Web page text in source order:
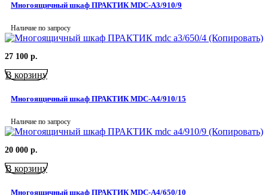
Многоящичный шкаф ПРАКТИК MDC-A3/910/9
Наличие по запросу
27 100 р.
В корзину
Многоящичный шкаф ПРАКТИК MDC-A4/910/15
Наличие по запросу
20 000 р.
В корзину
Многоящичный шкаф ПРАКТИК MDC-A4/650/10